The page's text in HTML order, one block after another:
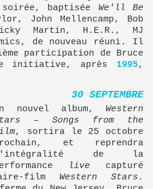
baptisée We'll Be
John Mellencamp, Bob
Martin, H.E.R., MJ
de nouveau réuni. Il
participation de Bruce
initiative, après 1995,
30 SEPTEMBRE
nouvel album, Western
– Songs from the
, sortira le 25 octobre
et reprendra
de la
live capturé
film Western Stars .